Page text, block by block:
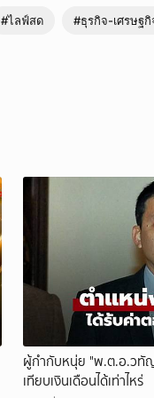
#ไลฟ์สด #ธุรกิจ-เศรษฐกิ
ผู้กำกับหนุ่ย "พ.ต.อ.วทั
เทียบเงินเดือนได้เท่าไหร่